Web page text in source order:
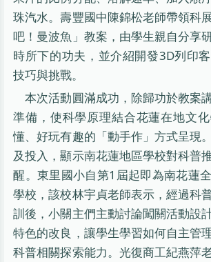
珠汽水。壽豐國中陳錦松老師帶領科
吧！曼波魚」教案，由學生親自分享
時所下的功夫，並介紹開發3D列印
技巧與挑戰。
本次活動圓滿成功，除歸功於教案
準備，使科學原理結合花蓮在地文
懂、好玩有趣的「動手作」方式呈現
及投入，顯示南花蓮地區學校對科普
醒。東里國小自第1屆起即為南花蓮
學校，該校林宇貞老師表示，經過科
訓後，小關主們主動討論闖關活動設
特色的改良，讓學生學習如何自主管
科普相關探索能力。光復商工紀燕萍